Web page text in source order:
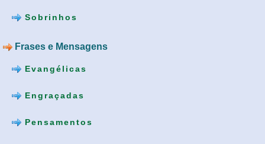
Sobrinhos
Frases e Mensagens
Evangélicas
Engraçadas
Pensamentos